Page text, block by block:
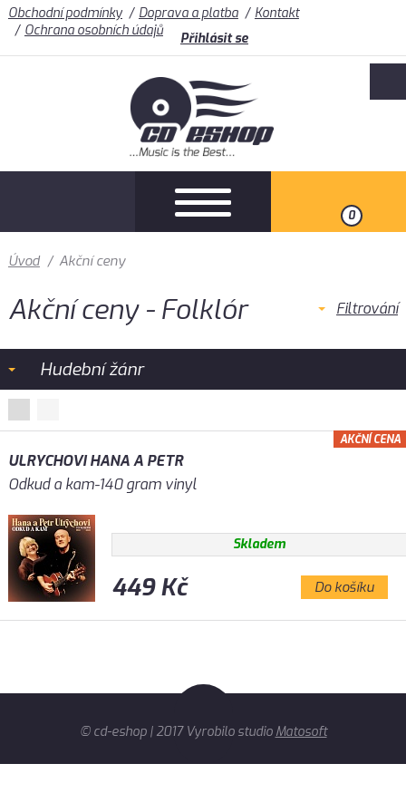
Obchodní podmínky Doprava a platba
Kontakt
Ochrana osobních údajů
Přihlásit se
0
Úvod / Akční ceny
Akční ceny - Folklór Filtrování
Hudební žánr
ULRYCHOVI HANA A PETR
Odkud a kam-140 gram vinyl
Skladem
449 Kč Do košíku
AKČNÍ CENA
© cd-eshop | 2017 Vyrobilo studio Matosoft